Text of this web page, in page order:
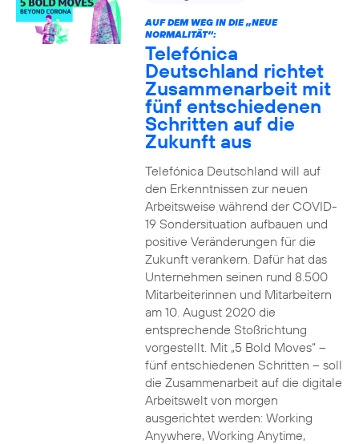
AUF DEM WEG IN DIE „NEUE
NORMALITÄT“:
Telefónica
Deutschland richtet
Zusammenarbeit mit
fünf entschiedenen
Schritten auf die
Zukunft aus
Telefónica Deutschland will auf
den Erkenntnissen zur neuen
Arbeitsweise während der COVID-
19 Sondersituation aufbauen und
positive Veränderungen für die
Zukunft verankern. Dafür hat das
Unternehmen seinen rund 8.500
Mitarbeiterinnen und Mitarbeitern
am 10. August 2020 die
entsprechende Stoßrichtung
vorgestellt. Mit „5 Bold Moves“ –
fünf entschiedenen Schritten – soll
die Zusammenarbeit auf die digitale
Arbeitswelt von morgen
ausgerichtet werden: Working
Anywhere, Working Anytime,